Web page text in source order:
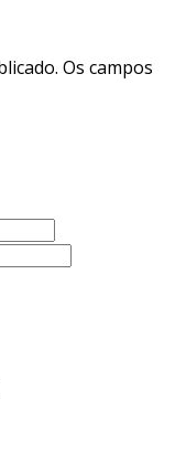
Os campos